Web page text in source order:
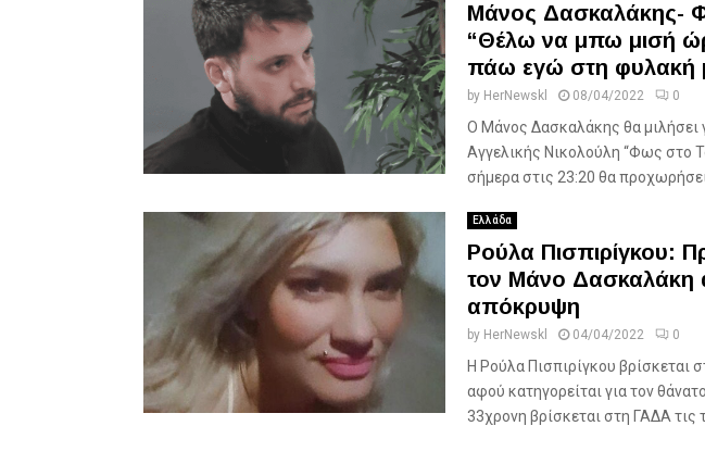
Μάνος Δασκαλάκης-
“Θέλω να μπω μισή
πάω εγώ στη φυλακή
by HerNewskl 08/04/2022 0
Ο Μάνος Δασκαλάκης θα μιλήσει
Αγγελικής Νικολούλη “Φως στο
σήμερα στις 23:20 θα προχωρήσει
Ελλάδα
Ρούλα Πισπιρίγκου:
τον Μάνο Δασκαλάκη
απόκρυψη
by HerNewskl 04/04/2022 0
H Ρούλα Πισπιρίγκου βρίσκεται
αφού κατηγορείται για τον
33χρονη βρίσκεται στη ΓΑΔΑ τις